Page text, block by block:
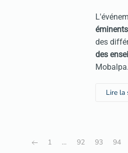
éminents
des
des
Mobalpa.
Lire la
1 … 92 93 94